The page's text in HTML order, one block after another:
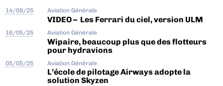
14/08/25 Aviation Générale
VIDEO – Les Ferrari du ciel, version ULM
16/05/25 Aviation Générale
Wipaire, beaucoup plus que des flotteurs
pour hydravions
05/05/25 Aviation Générale
L’école de pilotage Airways adopte la
solution Skyzen